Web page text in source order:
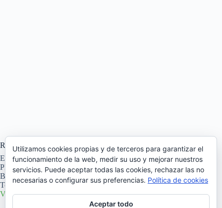
Recinto
El Auditori de l’Ateneu de Banyoles
Pl. Major, 40
Banyoles
Girona 17820 España
+ Google Map
Teléfono 972 57 60 49
Ver el sitio web del Recinto
Utilizamos cookies propias y de terceros para garantizar el
funcionamiento de la web, medir su uso y mejorar nuestros
servicios. Puede aceptar todas las cookies, rechazar las no
necesarias o configurar sus preferencias. Política de cookies
Aceptar todo